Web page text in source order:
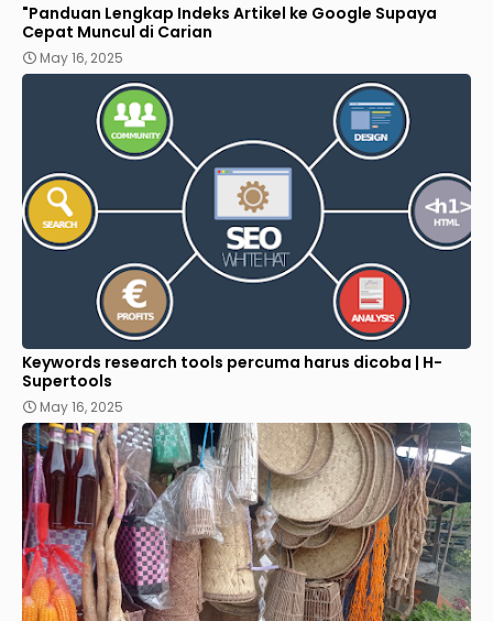
"Panduan Lengkap Indeks Artikel ke Google Supaya
Cepat Muncul di Carian
May 16, 2025
Keywords research tools percuma harus dicoba | H-
Supertools
May 16, 2025